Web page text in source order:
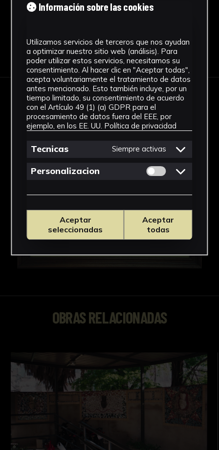
Descargar Ficha
IMÁGENES
OBRAS RELACIONADAS
Información sobre las cookies
Utilizamos servicios de terceros que nos ayudan
a optimizar nuestro sitio web (análisis). Para
poder utilizar estos servicios, necesitamos su
consentimiento. Al hacer clic en "Aceptar todas",
acepta voluntariamente el tratamiento de datos
antes mencionado. Esto también incluye, por un
tiempo limitado, su consentimiento de acuerdo
con el Artículo 49 (1) (a) GDPR para el
procesamiento de datos fuera del EEE, por
ejemplo, en los EE. UU. Política de privacidad
Tecnicas Siempre activas
Personalizacion Permitir cookies
Aceptar
seleccionadas
Aceptar
todas